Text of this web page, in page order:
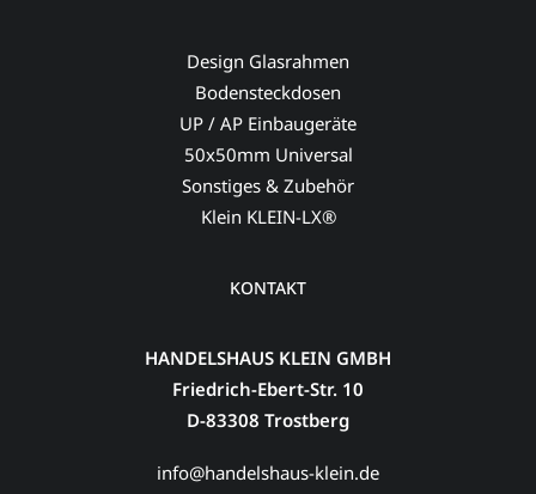
Design Glasrahmen
Bodensteckdosen
UP / AP Einbaugeräte
50x50mm Universal
Sonstiges & Zubehör
Klein KLEIN-LX®
KONTAKT
HANDELSHAUS KLEIN GMBH
Friedrich-Ebert-Str. 10
D-83308 Trostberg
info@handelshaus-klein.de